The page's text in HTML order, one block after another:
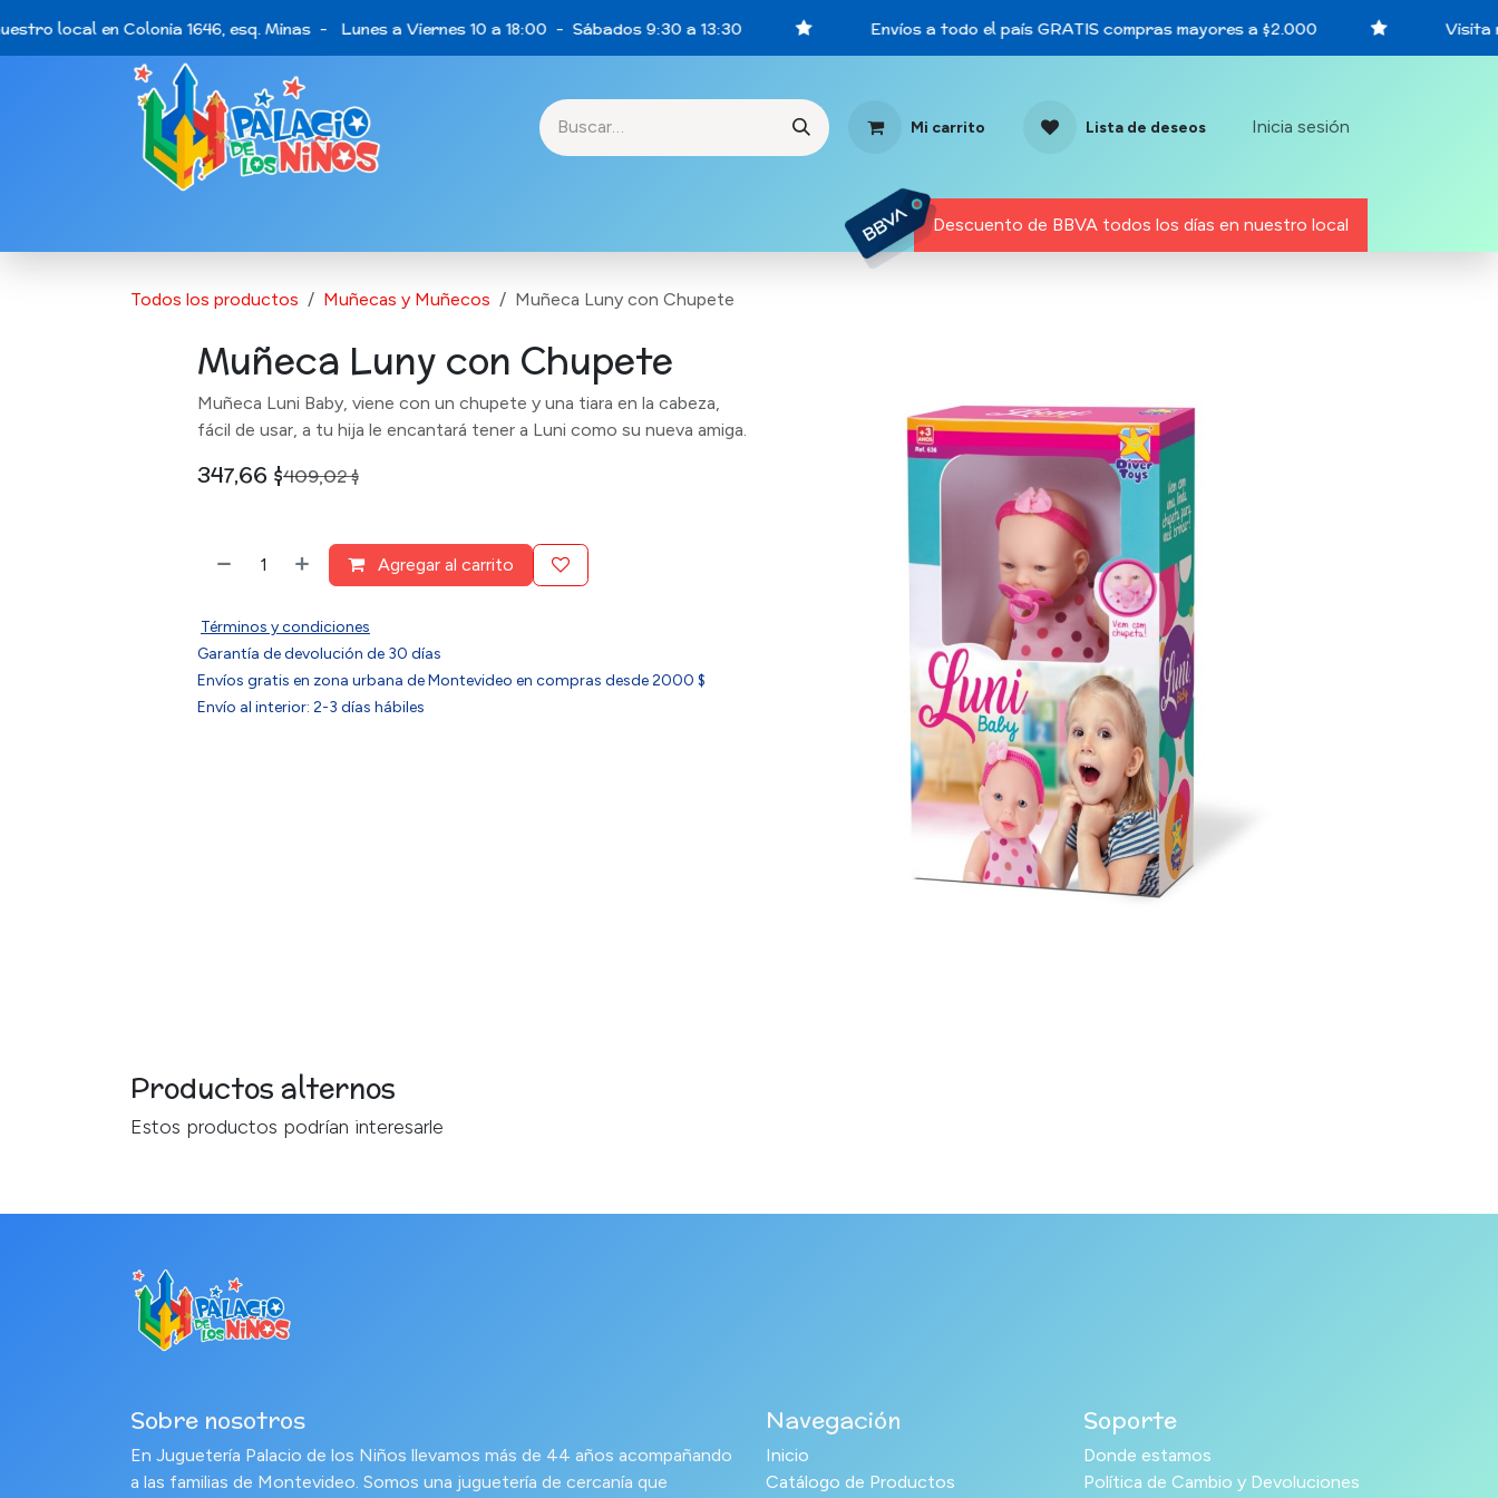
local en Colonia 1646, esq. Minas - Lunes a Viernes 10 a 18:00 - Sábados 9:30 a 13:30 Envíos a todo el país GRATIS compras mayores a $2.000 Visita
Mi carrito Lista de deseos Inicia sesión
Descuento de BBVA todos los días en nuestro local
Todos los productos Muñecas y Muñecos Muñeca Luny con Chupete
Muñeca Luny con Chupete
Muñeca Luni Baby, viene con un chupete y una tiara en la cabeza,
fácil de usar, a tu hija le encantará tener a Luni como su nueva amiga.
347,66 $409,02$
Agregar al carrito
Términos y condiciones
Garantía de devolución de 30 días
Envíos gratis en zona urbana de Montevideo en compras desde 2000 $
Envío al interior: 2-3 días hábiles
Productos alternos
Estos productos podrían interesarle
Sobre nosotros
En Juguetería Palacio de los Niños llevamos más de 44 años acompañando
a las familias de Montevideo. Somos una juguetería de cercanía que
Navegación
Inicio
Catálogo de Productos
Soporte
Donde estamos
Política de Cambio y Devoluciones